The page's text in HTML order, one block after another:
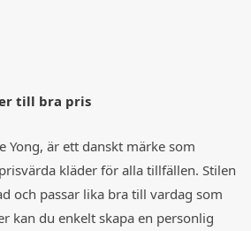
till bra pris
Yong, är ett danskt märke som
kläder för alla tillfällen. Stilen
och passar lika bra till vardag som
kan du enkelt skapa en personlig